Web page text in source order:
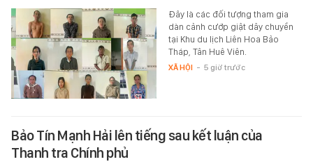
Đây là các đối tượng tham gia
dàn cảnh cướp giật dây chuyền
tại Khu du lịch Liên Hoa Bảo
Tháp, Tân Huê Viên.
XÃ HỘI - 5 giờ trước
Bảo Tín Mạnh Hải lên tiếng sau kết luận của
Thanh tra Chính phủ